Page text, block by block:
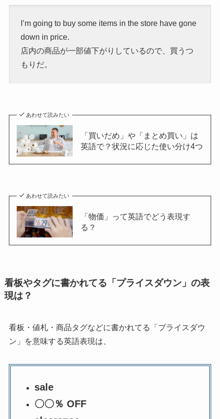
I’m going to buy some items in the store have gone
down in price.
店内の商品が一部値下がりしているので、買うつ
もりだ。
あわせて読みたい
「買いだめ」や「まとめ買い」は
英語で？状況に応じた使い分け4つ
あわせて読みたい
「物価」って英語でどう表現す
る？
看板やタグに書かれてる「プライスダウン」の表
現は？
看板・値札・商品タグなどに書かれてる「プライスダウ
ン」を意味する英語表現は、
sale
〇〇％ OFF